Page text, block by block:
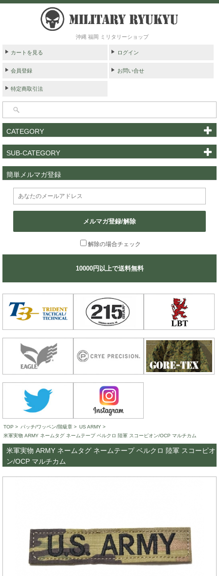
沖縄 福岡 ミリタリーショップ
カートを見る ログイン
会員登録 お問い合せ
特定商取引法
CATEGORY
SUB-CATEGORY
簡単メルマガ登録
メルマガ登録/解除
解除の場合チェック
10000円以上で送料無料
TOP > パッチ/ワッペン/階級章 > US ARMY >
米軍実物 ARMY ネームタグ ネームテープ ベルクロ 陸軍 スコーピオン/OCP マルチカム
米軍実物 ARMY ネームタグ ネームテープ ベルクロ 陸軍 スコーピオ
ン/OCP マルチカム